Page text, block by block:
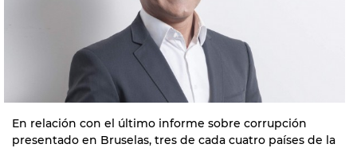
En relación con el último informe sobre corrupción
presentado en Bruselas, tres de cada cuatro países de la